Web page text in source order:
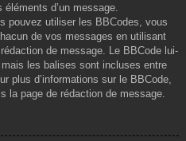
d’un message.
pouvez utiliser les BBCodes, vous
de vos messages en utilisant
de message. Le BBCode lui-
les balises sont incluses entre
plus d’informations sur le BBCode,
la page de rédaction de message.